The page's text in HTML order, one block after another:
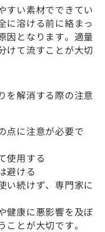
すい素材でできてい
に溶ける前に絡まっ
因となります。適量
けて流すことが大切
を解消する際の注意
点に注意が必要で
使用する
避ける
い続けず、専門家に
健康に悪影響を及ぼ
とが大切です。